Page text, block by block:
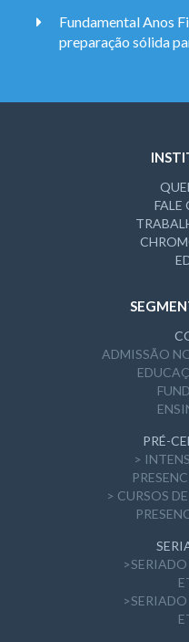
Fundamental Anos
preparação sólida
FALE
ADMISSÃO
PRÉ-
>
> CURSOS